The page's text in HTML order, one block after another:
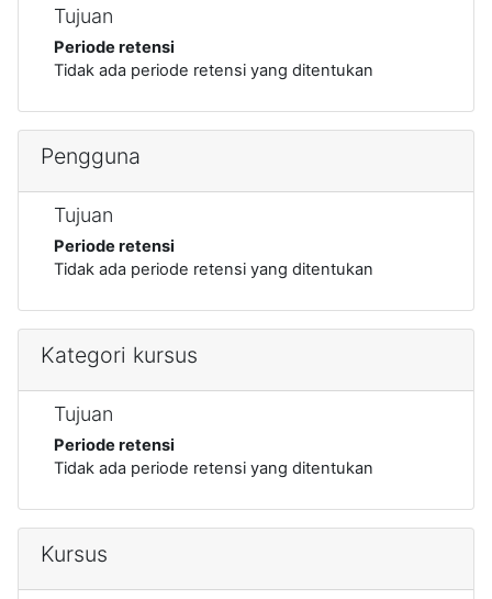
Tujuan
Periode retensi
Tidak ada periode retensi yang ditentukan
Pengguna
Tujuan
Periode retensi
Tidak ada periode retensi yang ditentukan
Kategori kursus
Tujuan
Periode retensi
Tidak ada periode retensi yang ditentukan
Kursus